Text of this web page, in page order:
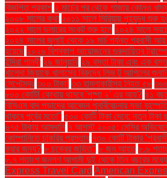
বিজ্ঞপ্তি প্রকাশ ২ মার্চের পর থেকে গাজায় কোনও
২০০৮ সালের কথা ২০১১ সালে সিরিয়ায় গৃহযুদ্ধ শুরু
২০২২ সালে ডলারের সংকট শুরু হলে ২০২৪ সালে
২০২৪ সালের জুলাই থেকে ১৯ মার্চ পর্যন্ত প্রবাসী
হয়েছে ২০২৬ বিশ্বকাপ আয়োজনের গুরুদায়িত্ব
ইন্দিরা গান্ধী ২৯ জানুয়ারি ২৯ বস্তা টাকা এবং এক
খালেদা জিয়াকে খালাসের বিরুদ্ধে লিভ টু আপিলের
সেপ্টেম্বর ৩০০ টাকা! ৩৩ হামলাকারীসহ নিহত ৫৮
৮০০ কোটি! কোথায় থামবে 'পুষ্পা ২' এর আয়? ৪১
বিসিএস বাদ পড়াদের আবেদন পুনর্বিবেচনার সভা
থাকবে পূর্বের মতো" ৫০০ কোটি টাকা দেবে: নতুন
৬৭৫ টাকায় আমদানি ৭ আগস্ট ২০০৫: মেসির
কোম্পানিতে চাকরির প্রস্তাব ৭৩০ কোটি টাকার
করার জন্য? ৮ চক্রের জড়িত" ৮ জন আহত ৮.৬
৮.৭ শতাংশ জনগণ আগামী দুই থেকে তিন বছরের মধ্যে
Express Travel Card American